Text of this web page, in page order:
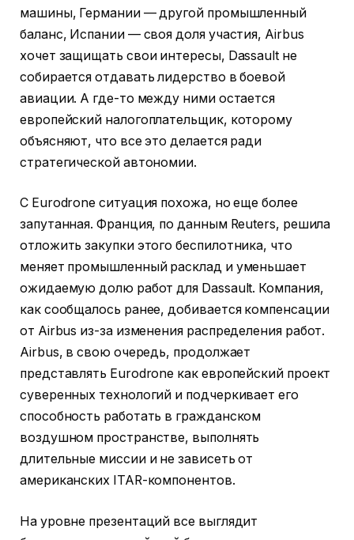
машины, Германии — другой промышленный
баланс, Испании — своя доля участия, Airbus
хочет защищать свои интересы, Dassault не
собирается отдавать лидерство в боевой
авиации. А где-то между ними остается
европейский налогоплательщик, которому
объясняют, что все это делается ради
стратегической автономии.
С Eurodrone ситуация похожа, но еще более
запутанная. Франция, по данным Reuters, решила
отложить закупки этого беспилотника, что
меняет промышленный расклад и уменьшает
ожидаемую долю работ для Dassault. Компания,
как сообщалось ранее, добивается компенсации
от Airbus из-за изменения распределения работ.
Airbus, в свою очередь, продолжает
представлять Eurodrone как европейский проект
суверенных технологий и подчеркивает его
способность работать в гражданском
воздушном пространстве, выполнять
длительные миссии и не зависеть от
американских ITAR-компонентов.
На уровне презентаций все выглядит